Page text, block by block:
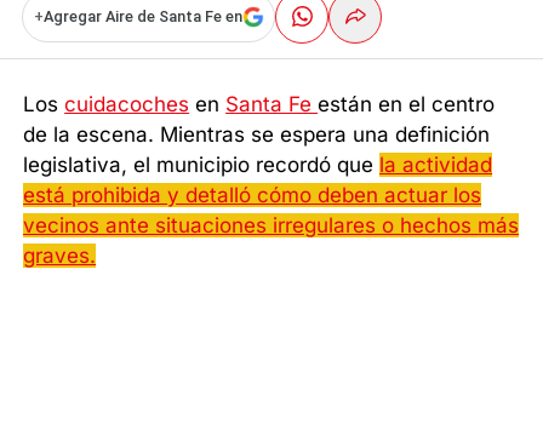
+Agregar Aire de Santa Fe en
Loscuidacoches en Santa Feestán en el centro
de la escena. Mientras se espera una definición
legislativa, el municipio recordó que la actividad
está prohibida y detalló cómo deben actuar los
vecinos ante situaciones irregulares o hechos más
graves.